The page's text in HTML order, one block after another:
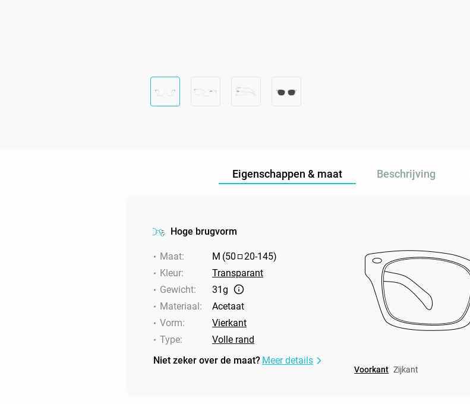
Eigenschappen & maat Beschrijving
Hoge brugvorm
Maat: M (50 20-145)
Kleur:
Transparant
Gewicht:
31g
Materiaal:
Acetaat
Vorm:
Vierkant
Type:
Volle rand
Niet zeker over de maat? Meer details
Voorkant Zijkant